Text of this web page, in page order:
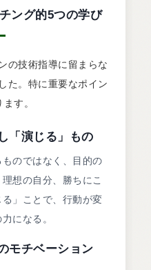
ング的5つの学び
の技術指導に留まらな
た。特に重要なポイン
す。
「演じる」もの
のではなく、目的の
想の自分、勝ちにこ
」ことで、行動が変
になる。
モチベーション